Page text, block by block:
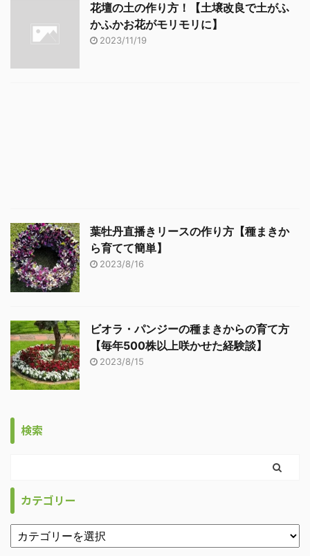
花壇の土の作り方！【土壌改良で土がふ
かふかお花がモリモリに】
2023/11/19
葉牡丹直播きリースの作り方【種まきか
ら育てて簡単】
2023/8/16
ビオラ・パンジーの種まきからの育て方
【毎年500株以上咲かせた経験談】
2023/8/15
検索
カテゴリー